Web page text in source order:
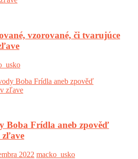
vzorované, či tvarujúce
Boba Frídla aneb zpověď
zľave
2022 macko_usko